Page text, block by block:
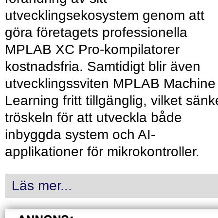
utvecklingsekosystem genom att
göra företagets professionella
MPLAB XC Pro-kompilatorer
kostnadsfria. Samtidigt blir även
utvecklingssviten MPLAB Machine
Learning fritt tillgänglig, vilket
tröskeln för att utveckla både
inbyggda system och AI-
applikationer för mikrokontroller.
Läs mer...